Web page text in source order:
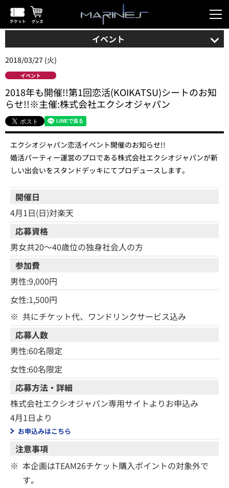
イベント
2018/03/27 (火)
イベント
2018年も開催!!第1回恋活(KOIKATSU)シートのお知
らせ!!※主催:株式会社エクシオジャパン
エクシオジャパン恋活イベント開催のお知らせ!!
婚活パーティー運営のプロである株式会社エクシオジャパンが新
しい出会いをスタンドデッキにてプロデュースします。
開催日
4月1日(日)対楽天
応募資格
男女共20～40歳位の独身社会人の方
参加費
男性:9,000円
女性:1,500円
※ 共にチケット代、ワンドリンクサービス込み
応募人数
男性:60名限定
女性:60名限定
応募方法・詳細
株式会社エクシオジャパン専用サイトよりお申込み
4月1日より
お申込みはこちら
注意事項
※ 本企画はTEAM26チケット購入ポイントの対象外で
す。